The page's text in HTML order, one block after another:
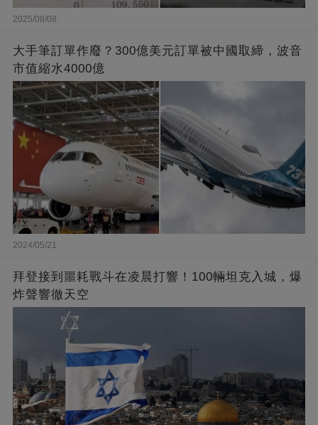
2025/08/08
大手筆訂單作廢？300億美元訂單被中國取締，波音
市值縮水4000億
2024/05/21
拜登接到噩耗戰斗在凌晨打響！100輛坦克入城，爆
炸聲響徹天空